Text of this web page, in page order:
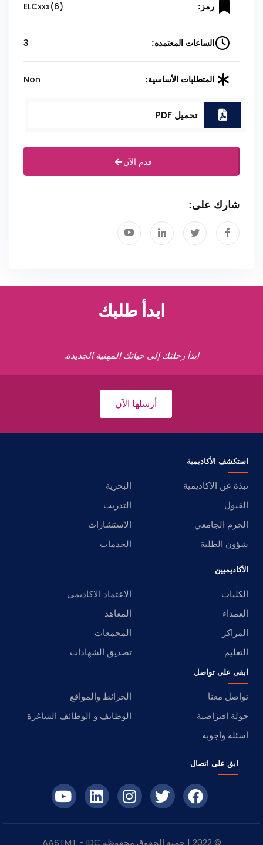
رمز: ELCxxx(6)
الساعات المعتمده: 3
المتطلبات الأساسية: Non
تحميل PDF
قدم الآن
شارك على:
ابدأ طلبك
ابدأ رحلتك إلى حياتك المهنية الجديدة.
أرسلها الآن
استكشف الأكاديمية
نبذة عن الأكاديمية
البحرية
القبول
التدريب
الحرم الجامعي
الاستشارات
شؤون الطلبة
الخدمات
الأكاديميين
الكليات
الاعتماد الاكاديمي
العمداء
المعاهد
المراكز
المجمعات
التعليم
تصديق الشهادات
ابقى على تواصل
تواصل معنا
الخرائط والمواقع
جولة افتراضية
الوظائف و الوظائف الشاغرة
أسئلة وأجوبة
ابق على اتصال
© 2022 | جميع الحقوق محفوظه IDC
- AASTMT